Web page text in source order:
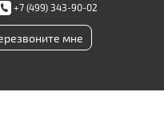
+7 (499) 343-90-02
мне